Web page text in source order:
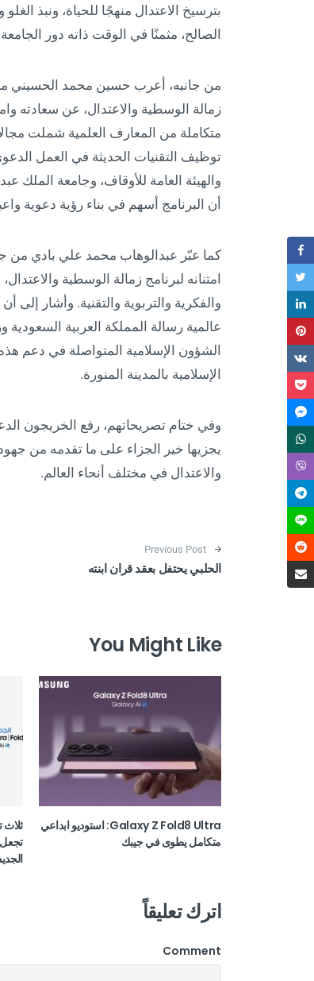
بترسيخ الاعتدال منهجًا للحياة، ونبذ
الصالح، مثمنًا في الوقت ذاته دور
من جانبه، أعرب حسين محمد الحسيني
زمالة الوسطية والاعتدال، عن سعادته
متكاملة من المعارف العلمية شملت
توظيف التقنيات الحديثة في العمل
والهيئة العامة للأوقاف، وجامعة الملك
أن البرنامج أسهم في بناء رؤية دعوية
كما عبّر عبدالوهاب محمد علي بادي من
امتنانه لبرنامج زمالة الوسطية
والفكرية والتربوية والتقنية. وأشار
عالمية رسالة المملكة العربية
الشؤون الإسلامية المتواصلة في دعم
الإسلامية بالمدينة المنورة.
وفي ختام تصريحاتهم، رفع الخريجون
يجزيها خير الجزاء على ما تقدمه من
والاعتدال في مختلف أنحاء العالم.
Post navigation
Previous Post
الحلبي يحتفل بعقد قران ابنته
You Might Like
Galaxy Z Fold8 Ultra: استوديو ابداعي
متكامل يطوى في جيبك
تجعل
اترك تعليقاً
Comment